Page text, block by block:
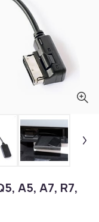
A5, A7, R7,